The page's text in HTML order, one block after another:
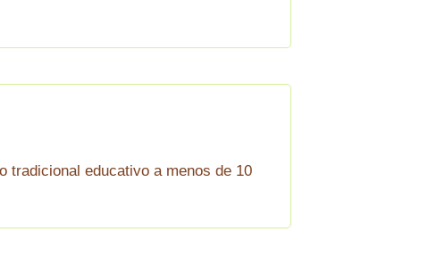
tradicional educativo a menos de 10